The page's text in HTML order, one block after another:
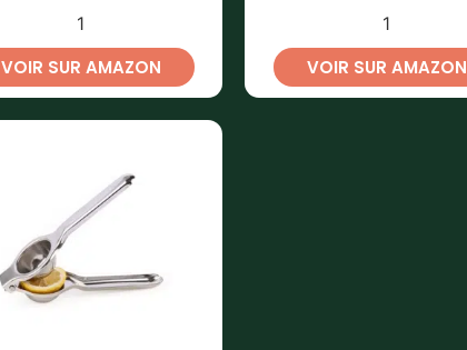
1
VOIR SUR AMAZON
1
VOIR SUR AMAZON